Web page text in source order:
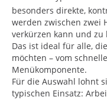
besonders direkte,
werden zwischen zwei
verkürzen kann und zu
Das ist ideal für alle,
möchten – vom
Menükomponente.
Für die Auswahl lohnt
typischen Einsatz: